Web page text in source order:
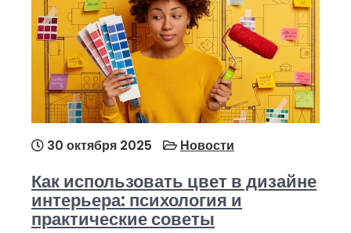
30 октября 2025 Новости
Как использовать цвет в дизайне
интерьера: психология и
практические советы